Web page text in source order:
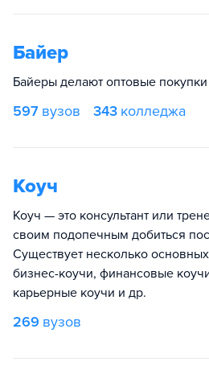
Байер
Байеры делают оптовые
597 вузов 343 колледжа
Коуч
Коуч — это консультант или
своим подопечным добиться
Существует несколько
бизнес-коучи, финансовые
карьерные коучи и др.
269 вузов